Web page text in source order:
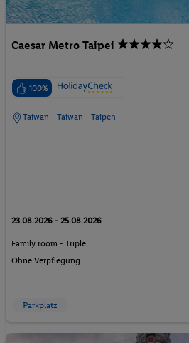
Caesar Metro Taipei
100%
Taiwan - Taiwan - Taipeh
23.08.2026 - 25.08.2026
Family room - Triple
Ohne Verpflegung
Parkplatz